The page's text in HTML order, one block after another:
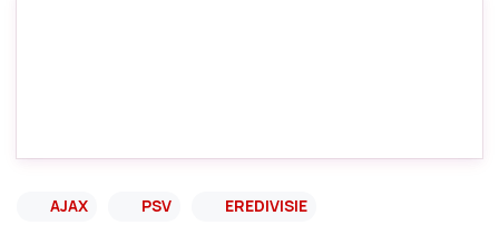
AJAX PSV EREDIVISIE